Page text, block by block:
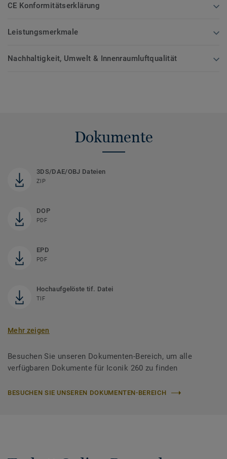
CE Konformitätserklärung
Leistungsmerkmale
Nachhaltigkeit, Umwelt & Innenraumluftqualität
Dokumente
3DS/DAE/OBJ Dateien
ZIP
DOP
PDF
EPD
PDF
Hochaufgelöste tif. Datei
TIF
Mehr zeigen
Besuchen Sie unseren Dokumenten-Bereich, um alle
verfügbaren Dokumente für Iconik 260 zu finden
BESUCHEN SIE UNSEREN DOKUMENTEN-BEREICH